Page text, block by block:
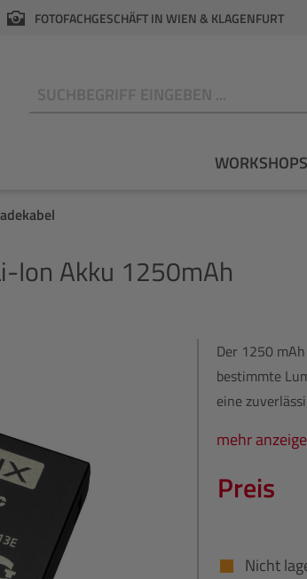
FOTOFACHGESCHÄFT IN WIEN & KLAGENFURT
WORKSHOPS
Ion Akku 1250mAh
Der 1250
bestimmte
eine
mehr
Preis
Nicht